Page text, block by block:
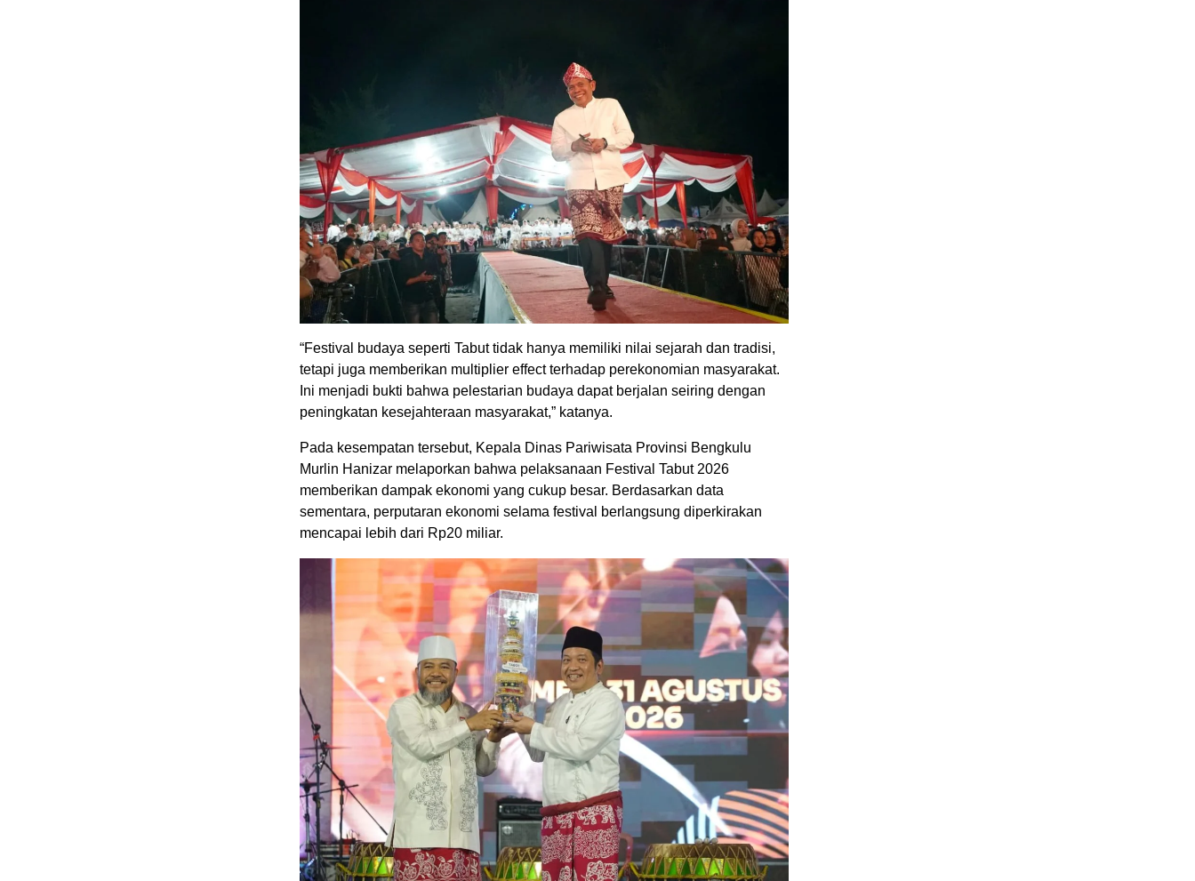
“Festival budaya seperti Tabut tidak hanya memiliki nilai sejarah dan tradisi,
tetapi juga memberikan multiplier effect terhadap perekonomian masyarakat.
Ini menjadi bukti bahwa pelestarian budaya dapat berjalan seiring dengan
peningkatan kesejahteraan masyarakat,” katanya.
Pada kesempatan tersebut, Kepala Dinas Pariwisata Provinsi Bengkulu
Murlin Hanizar melaporkan bahwa pelaksanaan Festival Tabut 2026
memberikan dampak ekonomi yang cukup besar. Berdasarkan data
sementara, perputaran ekonomi selama festival berlangsung diperkirakan
mencapai lebih dari Rp20 miliar.